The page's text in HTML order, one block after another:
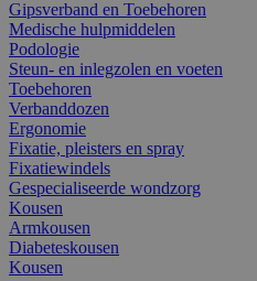
Gipsverband en Toebehoren
Medische hulpmiddelen
Podologie
Steun- en inlegzolen en voeten
Toebehoren
Verbanddozen
Ergonomie
Fixatie, pleisters en spray
Fixatiewindels
Gespecialiseerde wondzorg
Kousen
Armkousen
Diabeteskousen
Kousen